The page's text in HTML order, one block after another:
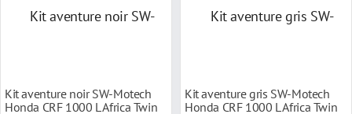
Kit aventure noir SW-Motech
Honda CRF 1000 L Africa Twin
Kit aventure gris SW-Motech
Honda CRF 1000 L Africa Twin